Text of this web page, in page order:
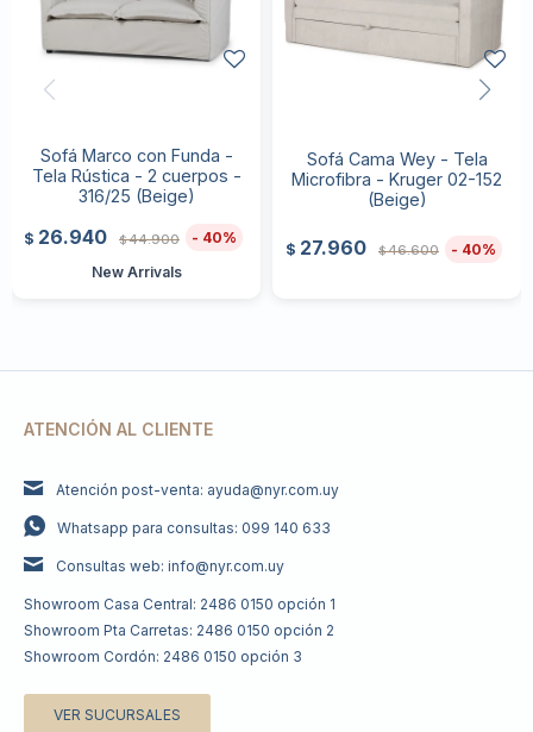
Sofá Marco con Funda -
Tela Rústica - 2 cuerpos -
316/25 (Beige)
$ 26.940 $44.900
40
New Arrivals
Sofá Cama Wey - Tela
Microfibra - Kruger 02-152
(Beige)
$ 27.960 $46.600 40
ATENCIÓN AL CLIENTE
Atención post-venta: ayuda@nyr.com.uy
Whatsapp para consultas: 099 140 633
Consultas web: info@nyr.com.uy
Showroom Casa Central: 2486 0150 opción 1
Showroom Pta Carretas: 2486 0150 opción 2
Showroom Cordón: 2486 0150 opción 3
VER SUCURSALES